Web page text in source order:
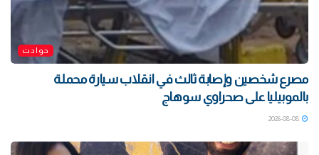
حوادث
مصرع شخصين وإصابة ثالث في انقلاب سيارة محملة
بالموبيليا على صحراوي سوهاج